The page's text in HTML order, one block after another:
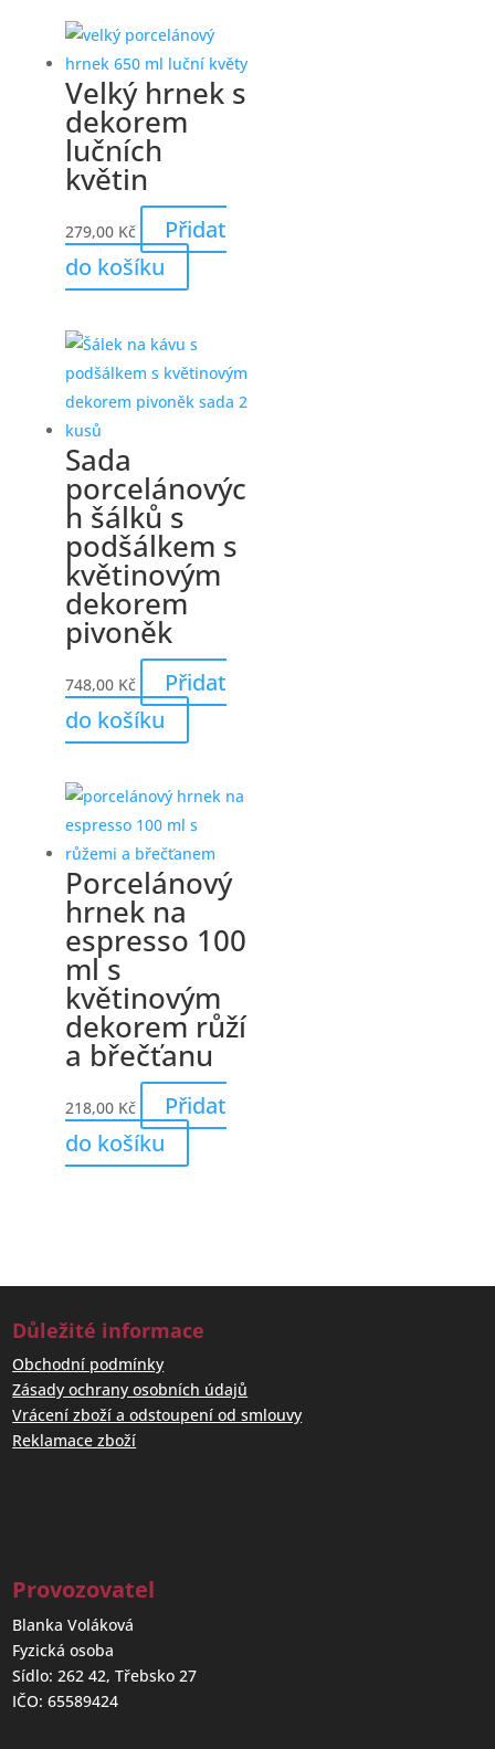
Velký hrnek s
dekorem
lučních
květin
279,00 Kč
Přidat
do košíku
Sada
porcelánovýc
h šálků s
podšálkem s
květinovým
dekorem
pivoněk
748,00 Kč
Přidat
do košíku
Porcelánový
hrnek na
espresso 100
ml s
květinovým
dekorem růží
a břečťanu
218,00 Kč
Přidat
do košíku
Důležité informace
Obchodní podmínky
Zásady ochrany osobních údajů
Vrácení zboží a odstoupení od smlouvy
Reklamace zboží
Provozovatel
Blanka Voláková
Fyzická osoba
Sídlo: 262 42, Třebsko 27
IČO: 65589424